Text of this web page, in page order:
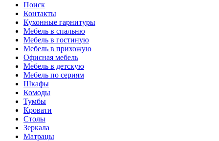
Поиск
Контакты
Кухонные гарнитуры
Мебель в спальню
Мебель в гостиную
Мебель в прихожую
Офисная мебель
Мебель в детскую
Мебель по сериям
Шкафы
Комоды
Тумбы
Кровати
Столы
Зеркала
Матрацы